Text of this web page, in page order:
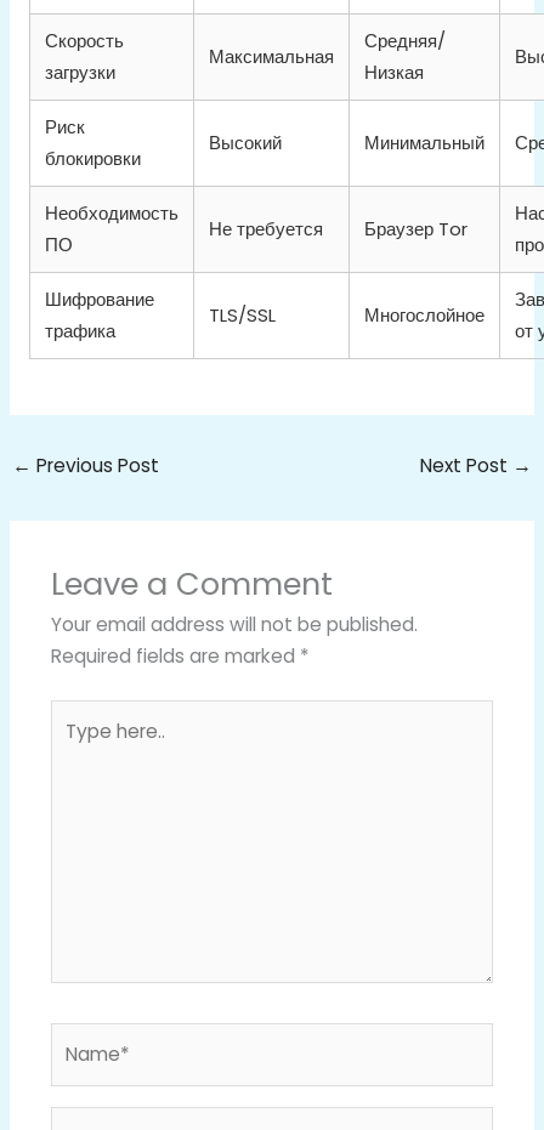
Скорость
загрузки
Максимальная
Средняя/
Низкая
Риск
блокировки
Высокий Минимальный
Необходимость
ПО
Не требуется Браузер Tor
Шифрование
трафика
TLS/SSL Многослойное
от
← Previous Post Next Post →
Leave a Comment
Your email address will not be published.
Required fields are marked *
here..